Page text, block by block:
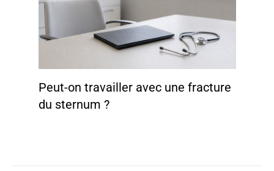
Peut-on travailler avec une fracture
du sternum ?